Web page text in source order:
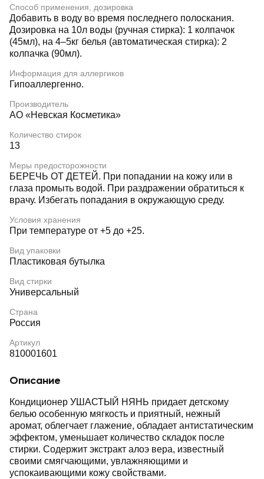
Способ применения, дозировка
Добавить в воду во время последнего полоскания.
Дозировка на 10л воды (ручная стирка): 1 колпачок
(45мл), на 4–5кг белья (автоматическая стирка): 2
колпачка (90мл).
Информация для аллергиков
Гипоаллергенно.
Производитель
АО «Невская Косметика»
Количество стирок
13
Меры предосторожности
БЕРЕЧЬ ОТ ДЕТЕЙ. При попадании на кожу или в
глаза промыть водой. При раздражении обратиться к
врачу. Избегать попадания в окружающую среду.
Условия хранения
При температуре от +5 до +25.
Вид упаковки
Пластиковая бутылка
Вид стирки
Универсальный
Страна
Россия
Артикул
810001601
Описание
Кондиционер УШАСТЫЙ НЯНЬ придает детскому
белью особенную мягкость и приятный, нежный
аромат, облегчает глажение, обладает антистатическим
эффектом, уменьшает количество складок после
стирки. Содержит экстракт алоэ вера, известный
своими смягчающими, увлажняющими и
успокаивающими кожу свойствами.